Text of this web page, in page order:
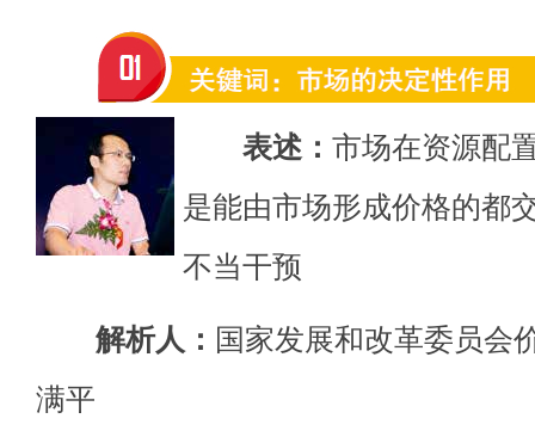
表述： 市场在资源配
是能由市场形成价格的都
不当干预
解析人： 国家发展和改革委员会
满平